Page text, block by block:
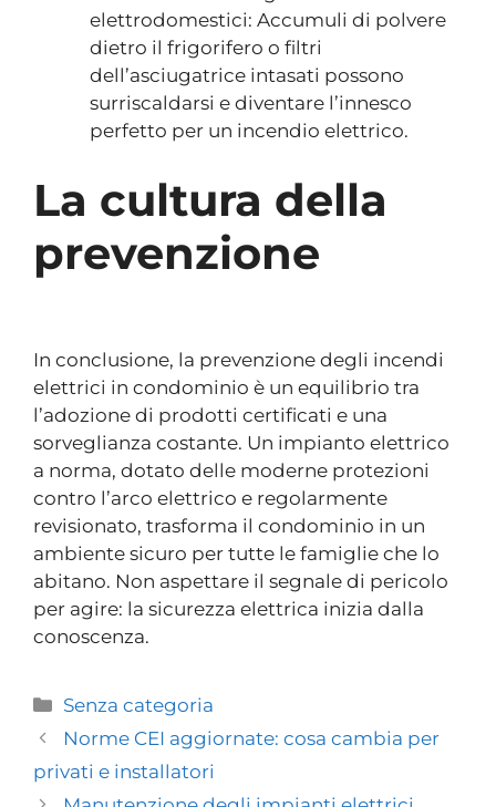
elettrodomestici: Accumuli di polvere
dietro il frigorifero o filtri
dell’asciugatrice intasati possono
surriscaldarsi e diventare l’innesco
perfetto per un incendio elettrico.
La cultura della
prevenzione
In conclusione, la prevenzione degli incendi
elettrici in condominio è un equilibrio tra
l’adozione di prodotti certificati e una
sorveglianza costante. Un impianto elettrico
a norma, dotato delle moderne protezioni
contro l’arco elettrico e regolarmente
revisionato, trasforma il condominio in un
ambiente sicuro per tutte le famiglie che lo
abitano. Non aspettare il segnale di pericolo
per agire: la sicurezza elettrica inizia dalla
conoscenza.
Senza categoria
Norme CEI aggiornate: cosa cambia per
privati e installatori